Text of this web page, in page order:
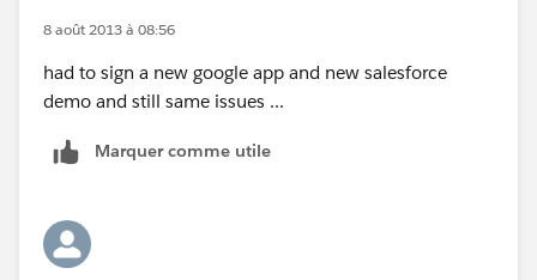
8 août 2013 à 08:56
had to sign a new google app and new salesforce
demo and still same issues ...
Marquer comme utile